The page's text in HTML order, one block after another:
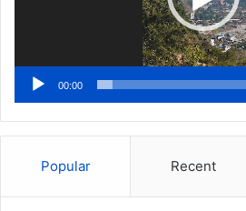
00:00
Popular Recent